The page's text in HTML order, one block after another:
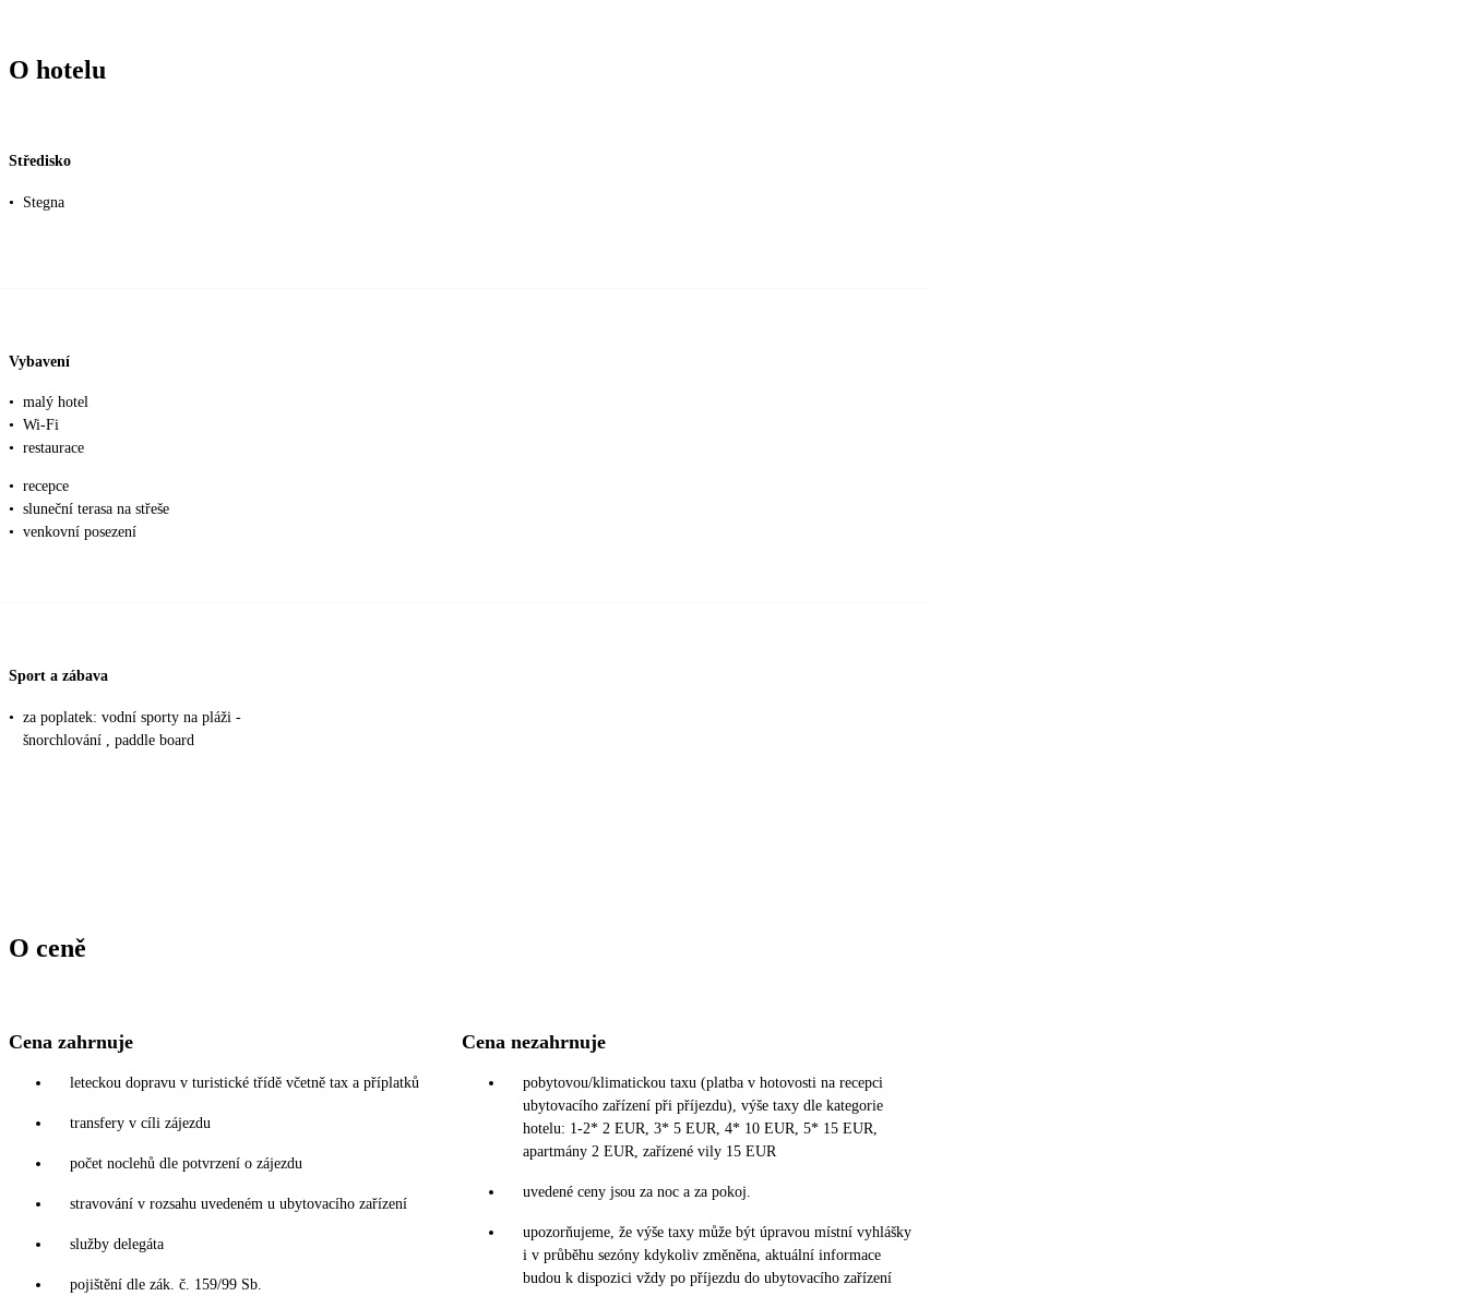
O hotelu
Středisko
• Stegna
Vybavení
• malý hotel
• Wi-Fi
• restaurace
• recepce
• sluneční terasa na střeše
• venkovní posezení
Sport a zábava
• za poplatek: vodní sporty na pláži -
šnorchlování , paddle board
O ceně
Cena zahrnuje
leteckou dopravu v turistické třídě včetně tax a příplatků
transfery v cíli zájezdu
počet noclehů dle potvrzení o zájezdu
stravování v rozsahu uvedeném u ubytovacího zařízení
služby delegáta
pojištění dle zák. č. 159/99 Sb.
Cena nezahrnuje
pobytovou/klimatickou taxu (platba v hotovosti na recepci
ubytovacího zařízení při příjezdu), výše taxy dle kategorie
hotelu: 1-2* 2 EUR, 3* 5 EUR, 4* 10 EUR, 5* 15 EUR,
apartmány 2 EUR, zařízené vily 15 EUR
uvedené ceny jsou za noc a za pokoj.
upozorňujeme, že výše taxy může být úpravou místní vyhlášky
i v průběhu sezóny kdykoliv změněna, aktuální informace
budou k dispozici vždy po příjezdu do ubytovacího zařízení